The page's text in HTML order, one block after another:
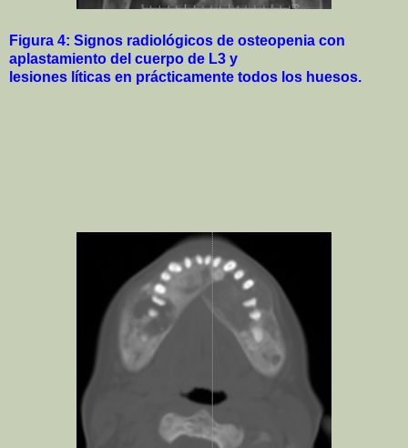
Figura 4: Signos radiológicos de osteopenia con
aplastamiento del cuerpo de L3 y
lesiones líticas en prácticamente todos los huesos.